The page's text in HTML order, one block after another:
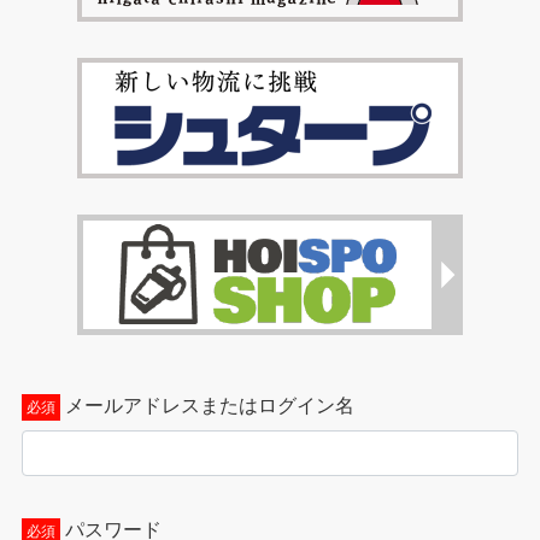
メールアドレスまたはログイン名
パスワード